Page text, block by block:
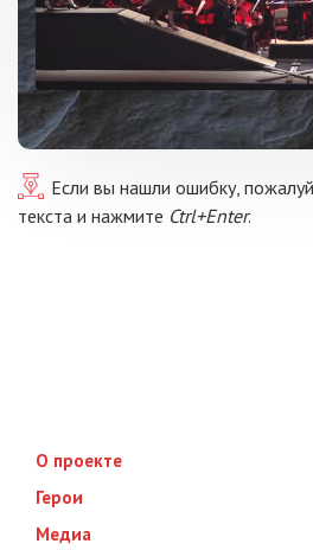
Если вы нашли ошибку,
текста и нажмите Ctrl+Enter.
О проекте
Герои
Медиа